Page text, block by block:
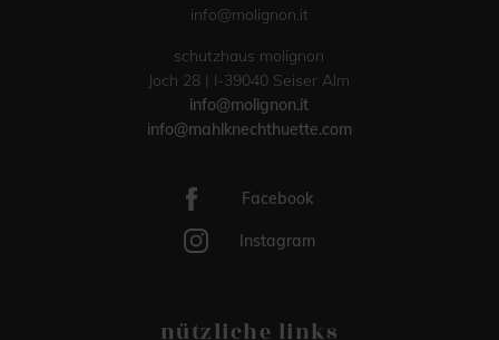
Facebook
Instagram
info@molignon.it
schutzhaus molignon
Joch 28 | I-39040 Seiser Alm
info@molignon.it
info@mahlknechthuette.com
nützliche links